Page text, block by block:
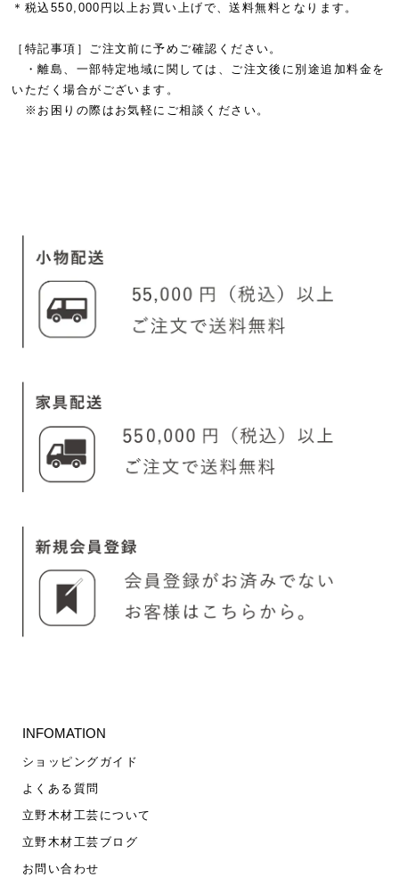
＊税込550,000円以上お買い上げで、送料無料となります。
［特記事項］ご注文前に予めご確認ください。
・離島、一部特定地域に関しては、ご注文後に別途追加料金を
いただく場合がございます。
※お困りの際はお気軽にご相談ください。
INFOMATION
ショッピングガイド
よくある質問
立野木材工芸について
立野木材工芸ブログ
お問い合わせ